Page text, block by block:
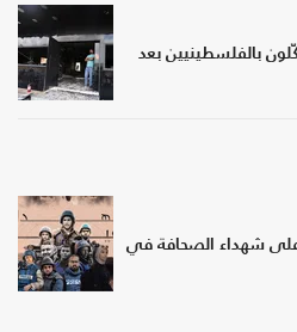
بالفلسطينيين بعد
على شهداء الصحافة في